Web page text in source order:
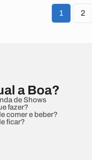
1 2
a Boa?
de Shows
fazer?
comer e beber?
ficar?